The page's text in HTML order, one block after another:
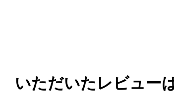
いただいたレビュー